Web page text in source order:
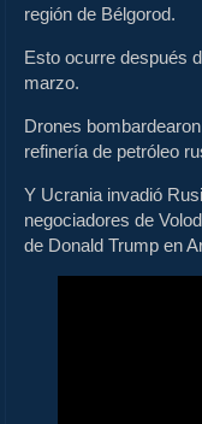
región de Bélgorod.
Esto ocurre después
marzo.
Drones
refinería de petróleo
Y Ucrania invadió
negociadores de
de Donald Trump en